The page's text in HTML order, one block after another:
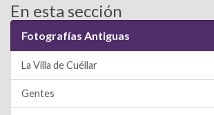
En esta sección
Fotografías Antiguas
La Villa de Cuéllar
Gentes